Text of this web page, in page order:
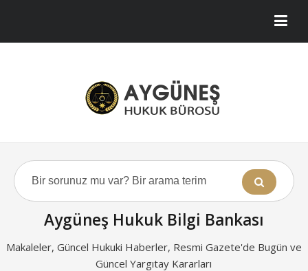
Aygüneş Hukuk Bilgi Bankası
Makaleler, Güncel Hukuki Haberler, Resmi Gazete'de Bugün ve
Güncel Yargıtay Kararları